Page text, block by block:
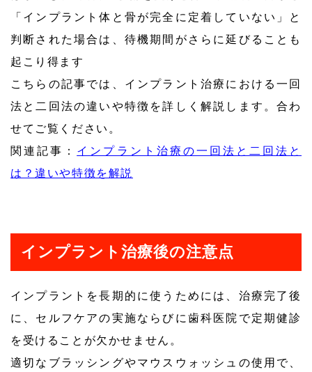
「インプラント体と骨が完全に定着していない」と
判断された場合は、待機期間がさらに延びることも
起こり得ます
こちらの記事では、インプラント治療における一回
法と二回法の違いや特徴を詳しく解説します。合わ
せてご覧ください。
関連記事： インプラント治療の一回法と二回法と
は？違いや特徴を解説
インプラント治療後の注意点
インプラントを長期的に使うためには、治療完了後
に、セルフケアの実施ならびに歯科医院で定期健診
を受けることが欠かせません。
適切なブラッシングやマウスウォッシュの使用で、